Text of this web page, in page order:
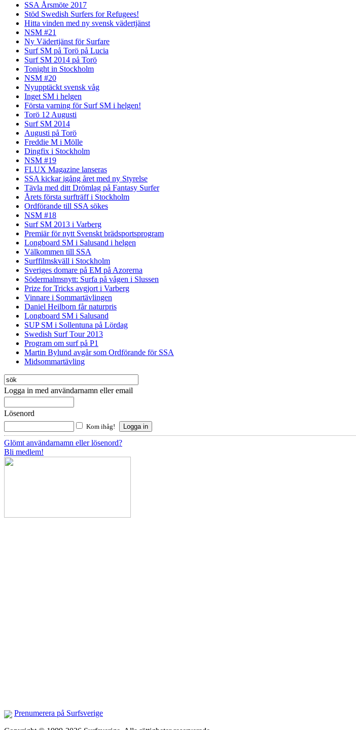
SSA Årsmöte 2017
Stöd Swedish Surfers for Refugees!
Hitta vinden med ny svensk vädertjänst
NSM #21
Ny Vädertjänst för Surfare
Surf SM på Torö på Lucia
Surf SM 2014 på Torö
Tonight in Stockholm
NSM #20
Nyupptäckt svensk våg
Inget SM i helgen
Första varning för Surf SM i helgen!
Torö 12 Augusti
Surf SM 2014
Augusti på Torö
Freddie M i Mölle
Dingfix i Stockholm
NSM #19
FLUX Magazine lanseras
SSA kickar igång året med ny Styrelse
Tävla med ditt Drömlag på Fantasy Surfer
Årets första surfträff i Stockholm
Ordförande till SSA sökes
NSM #18
Surf SM 2013 i Varberg
Premiär för nytt Svenskt brädsportsprogram
Longboard SM i Salusand i helgen
Välkommen till SSA
Surffilmskväll i Stockholm
Sveriges domare på EM på Azorerna
Södermalmsnytt: Surfa på vågen i Slussen
Prize for Tricks avgjort i Varberg
Vinnare i Sommartävlingen
Daniel Heilborn får naturpris
Longboard SM i Salusand
SUP SM i Sollentuna på Lördag
Swedish Surf Tour 2013
Program om surf på P1
Martin Bylund avgår som Ordförande för SSA
Midsommartävling
Logga in med användarnamn eller email
Lösenord
Kom ihåg!
Glömt användarnamn eller lösenord?
Bli medlem!
Prenumerera på Surfsverige